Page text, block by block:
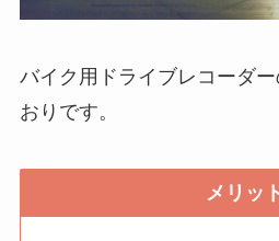
バイク用ドライブレコーダ
おりです。
メリッ